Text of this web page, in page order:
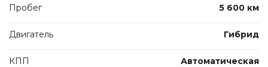
Пробег 5 600 км
Двигатель Гибрид
КПП Автоматическая